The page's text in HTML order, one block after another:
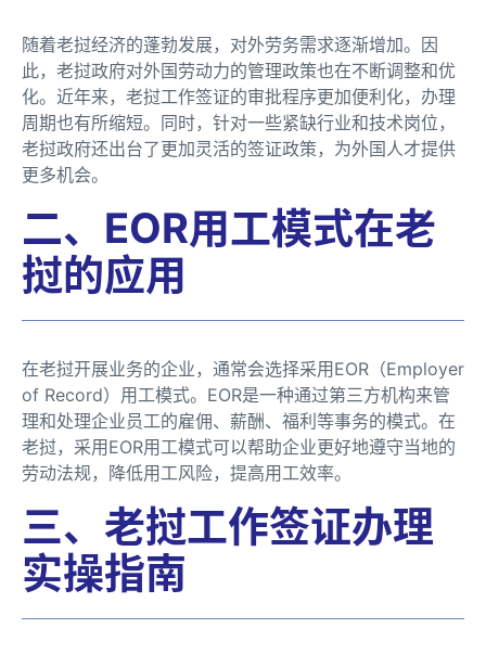
随着老挝经济的蓬勃发展，对外劳务需求逐渐增加。因
此，老挝政府对外国劳动力的管理政策也在不断调整和优
化。近年来，老挝工作签证的审批程序更加便利化，办理
周期也有所缩短。同时，针对一些紧缺行业和技术岗位，
老挝政府还出台了更加灵活的签证政策，为外国人才提供
更多机会。
二、EOR用工模式在老
挝的应用
在老挝开展业务的企业，通常会选择采用EOR（Employer
of Record）用工模式。EOR是一种通过第三方机构来管
理和处理企业员工的雇佣、薪酬、福利等事务的模式。在
老挝，采用EOR用工模式可以帮助企业更好地遵守当地的
劳动法规，降低用工风险，提高用工效率。
三、老挝工作签证办理
实操指南